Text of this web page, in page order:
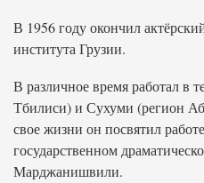
В 1956 году окончил
института Грузии.
В различное время работал в
Тбилиси) и Сухуми (регион
свое жизни он посвятил
государственном
Марджанишвили.